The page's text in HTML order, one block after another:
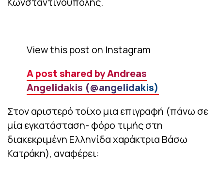
View this post on Instagram
A post shared by Andreas
Angelidakis (@angelidakis)
Στον αριστερό τοίχο μια επιγραφή (πάνω σε
μία εγκατάσταση- φόρο τιμής στη
διακεκριμένη Ελληνίδα χαράκτρια Βάσω
Κατράκη), αναφέρει: